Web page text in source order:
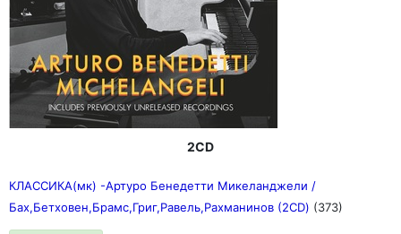
2CD
КЛАССИКА(мк) -Артуро Бенедетти Микеланджели /
Бах,Бетховен,Брамс,Григ,Равель,Рахманинов (2CD) (373)